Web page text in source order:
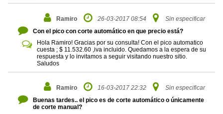
Ramiro 26-03-2017 08:54
Sin especificar
Con el pico con corte automático en que precio está?
Hola Ramiro! Gracias por su consulta! Con el pico automatico
cuesta ; $ 11.532.60 ,iva incluido. Quedamos a la espera de su
respuesta y lo invitamos a seguir visitando nuestro sitio.
Saludos
Ramiro 16-03-2017 22:32
Sin especificar
Buenas tardes.. el pico es de corte automático o únicamente
de corte manual?